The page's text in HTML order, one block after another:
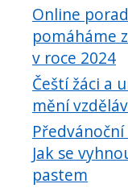
Online
pomáháme
v roce 2024
Čeští žáci a
mění
Jak se
pastem